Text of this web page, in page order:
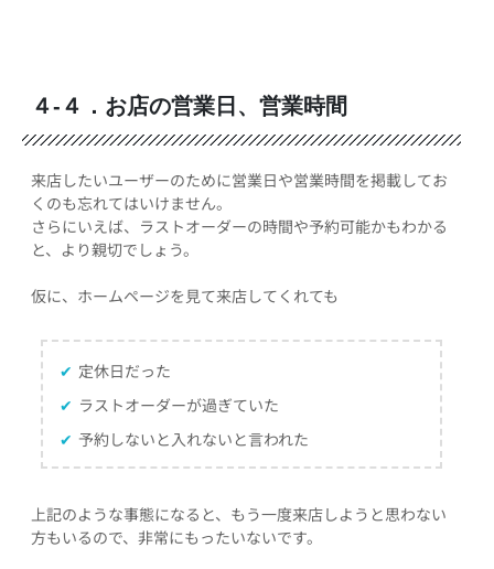
４-４．お店の営業日、営業時間
来店したいユーザーのために営業日や営業時間を掲載してお
くのも忘れてはいけません。
さらにいえば、ラストオーダーの時間や予約可能かもわかる
と、より親切でしょう。
仮に、ホームページを見て来店してくれても
✔ 定休日だった
✔ ラストオーダーが過ぎていた
✔ 予約しないと入れないと言われた
上記のような事態になると、もう一度来店しようと思わない
方もいるので、非常にもったいないです。